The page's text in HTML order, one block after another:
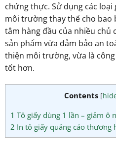
chứng thực. Sử dụng các
môi trường thay thế cho bao
tâm hàng đầu của nhiều chủ
sản phẩm vừa đảm bảo an
thiện môi trường, vừa là
tốt hơn.
Contents [
1 Tô giấy dùng 1 lần – giảm ô
2 In tô giấy quảng cáo thương